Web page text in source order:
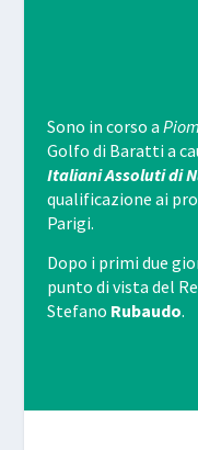
Sono in corso a
Golfo di Baratti a
Italiani Assoluti di
qualificazione ai
Parigi.
Dopo i primi due
punto di vista del
Stefano Rubaudo.